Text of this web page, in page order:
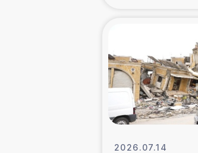
2026.07.14